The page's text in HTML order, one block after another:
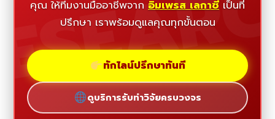
คุณ ให้ทีมงานมืออาชีพจาก อิมเพรส เลกาซี่ เป็นที่
ปรึกษา เราพร้อมดูแลคุณทุกขั้นตอน
ทักไลน์ปรึกษาทันที
ดูบริการรับทำวิจัยครบวงจร